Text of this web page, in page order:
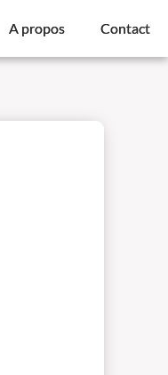
A propos Contact